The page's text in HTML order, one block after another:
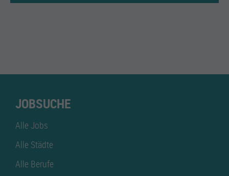
JOBSUCHE
Alle Jobs
Alle Städte
Alle Berufe